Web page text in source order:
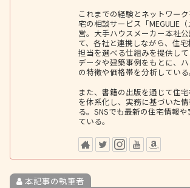
これまでの経験とネットワー
宅の相談サービス「MEGULIE
営。大手ハウスメーカー本社
て、各社と連携しながら、住
担当を選べる仕組みを提供し
データや建築事例をもとに、
の特徴や価格帯を分析している
また、書籍の出版を通じて住
を体系化し、実務に基づいた
る。SNSでも最新の住宅情報
ている。
本記事の執筆者